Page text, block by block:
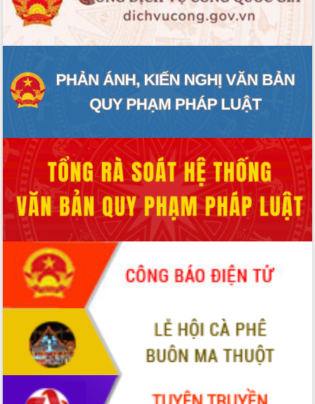
món ăn từ sầu riêng
Đắk Lắk công bố Quy hoạch và xúc
tiến đầu tư tỉnh
Diễn đàn Kinh tế tư nhân Việt Nam đột
phá cơ chế - Hợp tác công tư
Đề án 06 tạo bước ngoặt đột phá trong
Kết nối tour, đẩy mạnh chuyển đổi số
để phát triển du lịch Đắk Lắk
Khởi động Dự án Đầu tư xây dựng hạ
tầng kỹ thuật Cụm công nghiệp Tân
Tiến
Gặp mặt các cơ quan báo chí nhân Kỷ
niệm 101 năm Ngày Báo chí Cách
mạng Việt Nam
Đắk Lắk sơ kết 4 năm triển khai thực
hiện Đề án 06 của Chính phủ
Họp báo thông tin về Hội nghị Công bố
Quy hoạch và Xúc tiến đầu tư tỉnh Đắk
Khơi thông điểm nghẽn, đẩy nhanh
giải ngân vốn khắc phục thiên tai
HĐND tỉnh thông qua điều chỉnh Quy
hoạch tỉnh thời kỳ 2021-2030